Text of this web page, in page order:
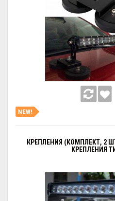
NEW!
КРЕПЛЕНИЯ (КОМПЛЕКТ, 2
КРЕПЛЕНИЯ